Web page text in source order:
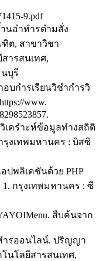
9.pdf
นอำหำรตำมสั่ง
ต, สาขาวิชา
ารสนเทศ,
บุรี
อบกำรเรียนวิชำกำรวิ
www.
เครำะห์ข้อมูลทำงสถิติ
รุงเทพมหานคร : บิสซิ
ปพลิเคชันด้วย PHP
1. กรุงเทพมหานคร : ซี
สืบค้นจาก
ำรออนไลน์. ปริญญา
นโลยีสารสนเทศ,